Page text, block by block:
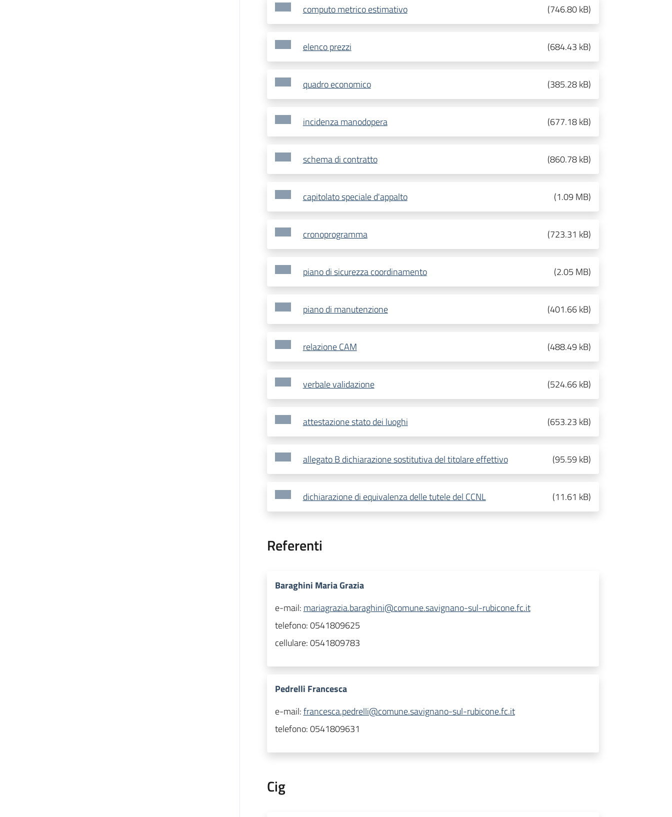
computo metrico estimativo (746.80 kB)
elenco prezzi (684.43 kB)
quadro economico (385.28 kB)
incidenza manodopera (677.18 kB)
schema di contratto (860.78 kB)
capitolato speciale d'appalto (1.09 MB)
cronoprogramma (723.31 kB)
piano di sicurezza coordinamento (2.05 MB)
piano di manutenzione (401.66 kB)
relazione CAM (488.49 kB)
verbale validazione (524.66 kB)
attestazione stato dei luoghi (653.23 kB)
allegato B dichiarazione sostitutiva del titolare effettivo (95.59 kB)
dichiarazione di equivalenza delle tutele del CCNL (11.61 kB)
Referenti
Baraghini Maria Grazia
e-mail: mariagrazia.baraghini@comune.savignano-sul-rubicone.fc.it
telefono:0541809625
cellulare:0541809783
Pedrelli Francesca
e-mail:francesca.pedrelli@comune.savignano-sul-rubicone.fc.it
telefono:0541809631
Cig